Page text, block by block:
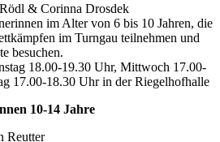
& Corinna Drosdek
im Alter von 6 bis 10 Jahren, die
im Turngau teilnehmen und
besuchen.
18.00-19.30 Uhr, Mittwoch 17.00-
17.00-18.30 Uhr in der Riegelhofhalle
10-14 Jahre
Reutter